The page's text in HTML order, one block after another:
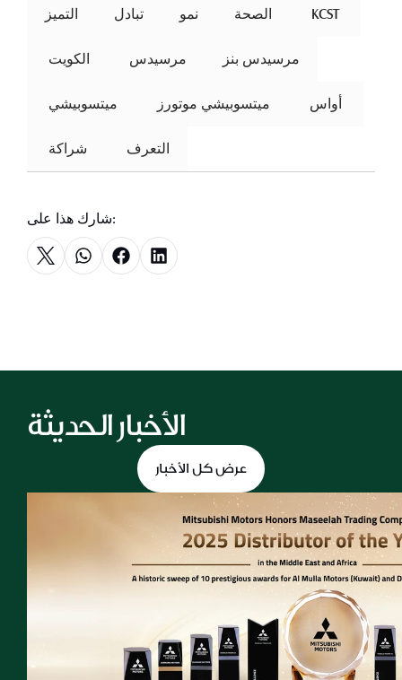
التميز تبادل نمو الصحة KCST
مرسيدس مرسيدس بنز
ميتسوبيشي موتورز
التعرف
شارك هذا على:
الأخبار الحديثة
عرض كل الأخبار